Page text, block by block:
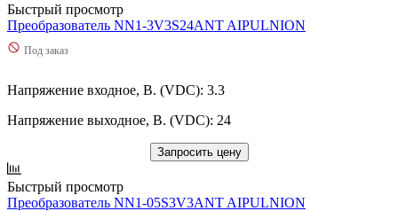
Быстрый просмотр
Преобразователь NN1-3V3S24ANT AIPULNION
Под заказ
Напряжение входное, В. (VDC): 3.3
Напряжение выходное, В. (VDC): 24
Запросить цену
Быстрый просмотр
Преобразователь NN1-05S3V3ANT AIPULNION